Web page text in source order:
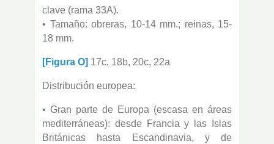
clave (rama 33A).
• Tamaño: obreras, 10-14 mm.; reinas, 15-
18 mm.
[Figura O] 17c, 18b, 20c, 22a
Distribución europea:
• Gran parte de Europa (escasa en áreas
mediterráneas): desde Francia y las Islas
Británicas hasta Escandinavia, y de